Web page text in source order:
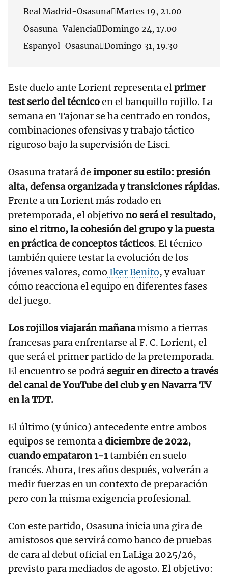
Real Madrid-OsasunaMartes 19, 21.00
Osasuna-ValenciaDomingo 24, 17.00
Espanyol-OsasunaDomingo 31, 19.30
Este duelo ante Lorient representa elprimer
test serio del técnicoen el banquillo rojillo. La
semana en Tajonar se ha centrado en rondos,
combinaciones ofensivas y trabajo táctico
riguroso bajo la supervisión de Lisci.
Osasuna tratará de imponer su estilo: presión
alta, defensa organizada y transiciones rápidas.
Frente a un Lorient más rodado en
pretemporada, el objetivo no será el resultado,
sino el ritmo, la cohesión del grupo y la puesta
en práctica de conceptos tácticos. El técnico
también quiere testar la evolución de los
jóvenes valores, como Iker Benito, y evaluar
cómo reacciona el equipo en diferentes fases
del juego.
Los rojillos viajarán mañanamismo a tierras
francesas para enfrentarse al F. C. Lorient, el
que será el primer partido de la pretemporada.
El encuentro se podrá seguir en directo a través
del canal de YouTube del club y en Navarra TV
en la TDT.
El último (y único) antecedente entre ambos
equipos se remonta adiciembre de 2022,
cuando empataron 1-1también en suelo
francés. Ahora, tres años después, volverán a
medir fuerzas en un contexto de preparación
pero con la misma exigencia profesional.
Con este partido, Osasuna inicia una gira de
amistosos que servirá como banco de pruebas
de cara al debut oficial en LaLiga 2025/26,
previsto para mediados de agosto. El objetivo: